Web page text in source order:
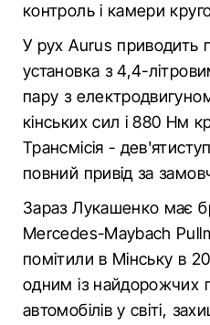
контроль і камери
У рух Aurus приводить
установка з 4,4-
пару з
кінських сил і 880 Нм
Трансмісія -
повний привід за
Зараз Лукашенко має
Mercedes-Maybach
помітили в Мінську в
одним із найдорожчих
автомобілів у світі,